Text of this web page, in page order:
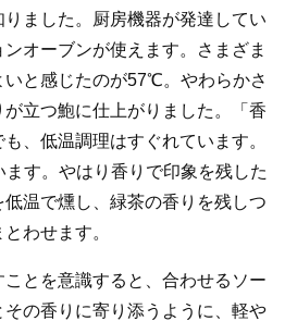
ました。厨房機器が発達してい
オーブンが使えます。さまざま
いと感じたのが57℃。やわらかさ
立つ鮑に仕上がりました。「香
、低温調理はすぐれています。
す。やはり香りで印象を残した
温で燻し、緑茶の香りを残しつ
わせます。
とを意識すると、合わせるソー
の香りに寄り添うように、軽や